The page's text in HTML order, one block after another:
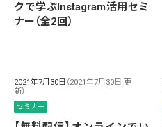
クで学ぶInstagram活用セミ
ナー（全2回）
2021年7月30日 （2021年7月30日 更
新）
セミナー